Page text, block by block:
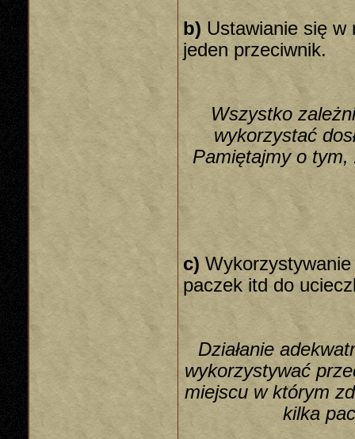
b)Ustawianie się w
jeden przeciwnik.
Wszystko
wykorzystać
Pamiętajmy o
c)
paczek itd do
Działanie
wykorzystywać
miejscu w którym
kilka